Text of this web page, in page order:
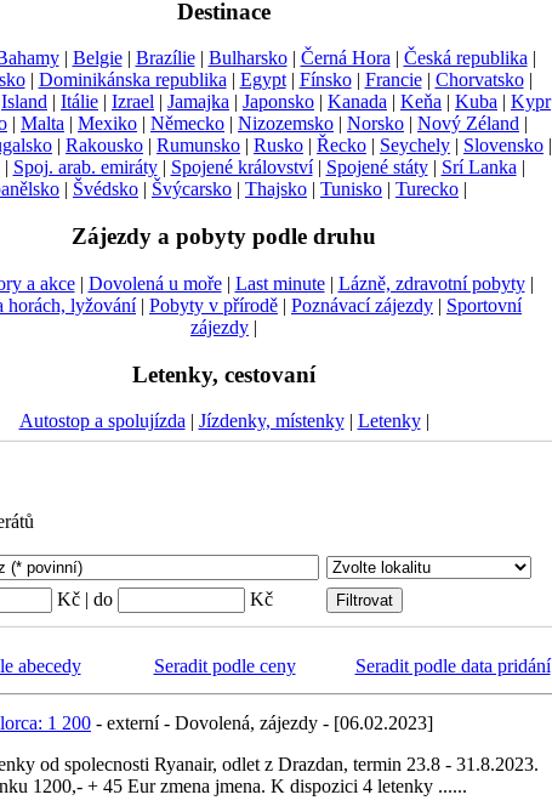
Destinace
| Belgie| Brazílie| Bulharsko| Černá Hora| Česká republika|
| Dominikánska republika| Egypt| Fínsko| Francie| Chorvatsko|
Island | Itálie | Izrael | Jamajka | Japonsko | Kanada | Keňa | Kuba | Kypr
| Malta | Mexiko | Německo | Nizozemsko | Norsko | Nový Zéland |
| Rakousko | Rumunsko | Rusko | Řecko | Seychely | Slovensko |
| Spoj. arab. emiráty| Spojené království| Spojené státy| Srí Lanka|
| Švédsko | Švýcarsko | Thajsko | Tunisko | Turecko |
Zájezdy a pobyty podle druhu
a akce| Dovolená u moře| Last minute| Lázně, zdravotní pobyty|
horách, lyžování| Pobyty v přírodě | Poznávací zájezdy | Sportovní
zájezdy |
Letenky, cestovaní
Autostop a spolujízda | Jízdenky, místenky| Letenky|
Kč | do Kč
abecedy Seradit podle ceny Seradit podle data pridání
1 200 - externí - Dovolená, zájezdy - [06.02.2023]
od spolecnosti Ryanair, odlet z Drazdan, termin 23.8 - 31.8.2023.
1200,- + 45 Eur zmena jmena. K dispozici 4 letenky ......